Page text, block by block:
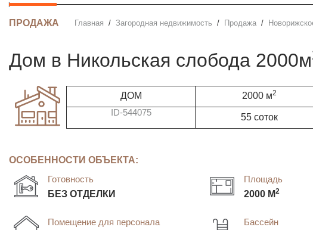
ПРОДАЖА Главная Загородная недвижимость Продажа
дом в Никольская слобода 2000м
ДОМ 2000 м2
ID-544075 55 соток
ОСОБЕННОСТИ ОБЪЕКТА:
Готовность
БЕЗ ОТДЕЛКИ
Площадь
2000 М2
Помещение для персонала Бассейн